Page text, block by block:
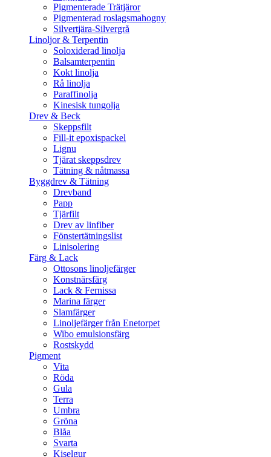
Pigmenterade Trätjäror
Pigmenterad roslagsmahogny
Silvertjära-Silvergrå
Linoljor & Terpentin
Soloxiderad linolja
Balsamterpentin
Kokt linolja
Rå linolja
Paraffinolja
Kinesisk tungolja
Drev & Beck
Skeppsfilt
Fill-it epoxispackel
Lignu
Tjärat skeppsdrev
Tätning & nåtmassa
Byggdrev & Tätning
Drevband
Papp
Tjärfilt
Drev av linfiber
Fönstertätningslist
Linisolering
Färg & Lack
Ottosons linoljefärger
Konstnärsfärg
Lack & Fernissa
Marina färger
Slamfärger
Linoljefärger från Enetorpet
Wibo emulsionsfärg
Rostskydd
Pigment
Vita
Röda
Gula
Terra
Umbra
Gröna
Blåa
Svarta
Kiselgur